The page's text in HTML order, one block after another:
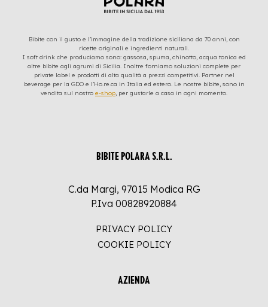
Bibite con il gusto e l’immagine della tradizione siciliana da 70 anni, con
ricette originali e ingredienti naturali.
I soft drink che produciamo sono: gassosa, spuma, chinotto, acqua tonica ed
altre bibite agli agrumi di Sicilia. Inoltre forniamo soluzioni complete per
private label e prodotti di alta qualità a prezzi competitivi. Partner nel
beverage per la GDO e l’Ho.re.ca in Italia ed estero. Le nostre bibite, sono in
vendita sul nostro e-shop, per gustarle a casa in ogni momento.
BIBITE POLARA S.R.L.
C.da Margi, 97015 Modica RG
P.Iva 00828920884
PRIVACY POLICY
COOKIE POLICY
AZIENDA